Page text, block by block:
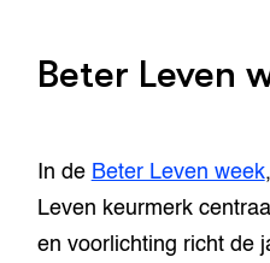
Beter Leven
In de Beter Leven week
Leven keurmerk
en voorlichting richt de